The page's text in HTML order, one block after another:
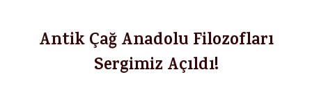
Antik Çağ Anadolu Filozofları
Sergimiz Açıldı!